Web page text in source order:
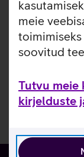
meie
soovitud
Tutvu meie
kirjelduste